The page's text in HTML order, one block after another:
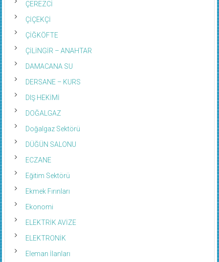
ÇEREZCİ
ÇİÇEKÇİ
ÇİĞKÖFTE
ÇİLİNGİR – ANAHTAR
DAMACANA SU
DERSANE – KURS
DIŞ HEKİMİ
DOĞALGAZ
Doğalgaz Sektörü
DÜĞÜN SALONU
ECZANE
Eğitim Sektörü
Ekmek Fırınları
Ekonomi
ELEKTRİK AVİZE
ELEKTRONİK
Eleman İlanları